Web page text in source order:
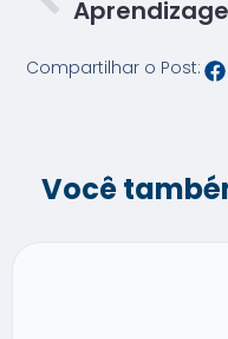
Compartilhar o Post:
Você